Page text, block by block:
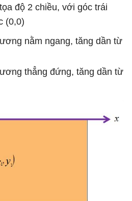
độ 2 chiều, với góc trái
(0,0)
nằm ngang, tăng dần từ
thẳng đứng, tăng dần từ